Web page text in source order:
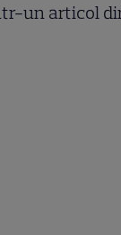
un articol